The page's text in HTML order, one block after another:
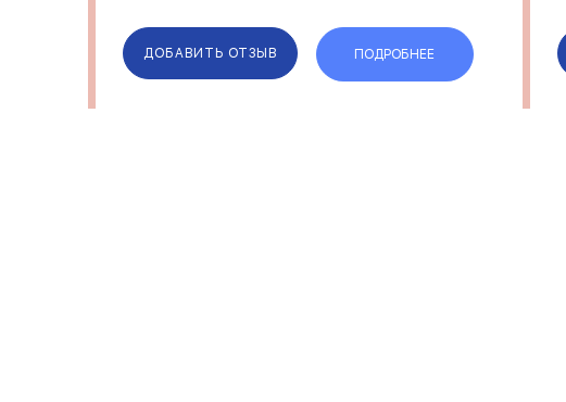
для дома (кастрюли, сковородки) и для
отдыха...
ДОБАВИТЬ ОТЗЫВ ПОДРОБНЕЕ